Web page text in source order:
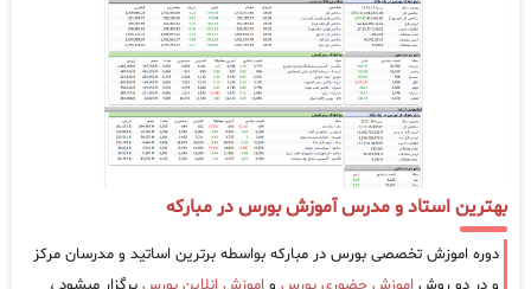
بهترین استاد و مدرس آموزش بورس در مبارکه
دوره اموزش تخصصی بورس در مبارکه بواسطه برترین اساتید و مدرسان مرکز